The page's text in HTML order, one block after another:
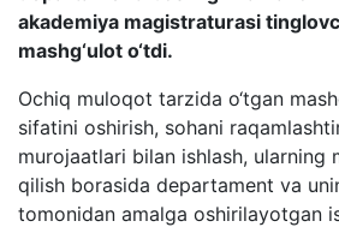
akademiya magistraturasi
mashg‘ulot o‘tdi.
Ochiq muloqot tarzida o‘tgan
sifatini oshirish, sohani
murojaatlari bilan ishlash, ularning
qilish borasida departament va
tomonidan amalga oshirilayotgan